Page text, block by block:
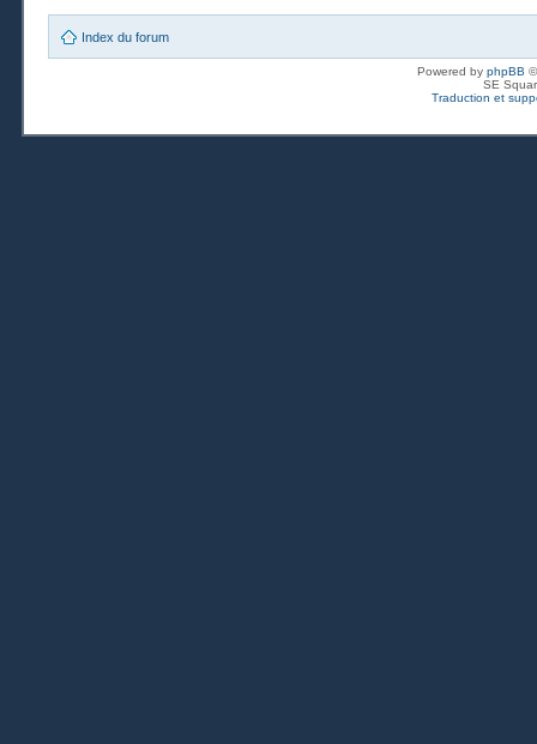
Index du forum
Powered by phpBB
SE
Traduction et